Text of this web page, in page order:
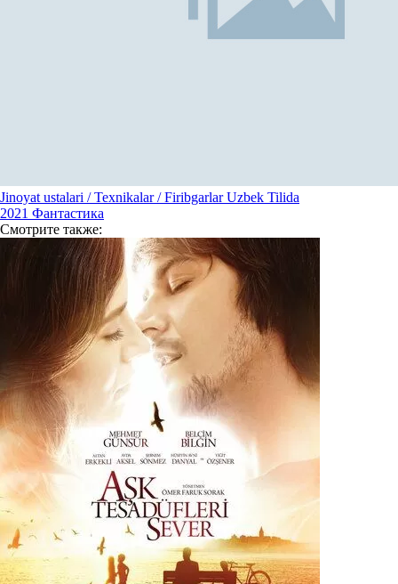
Jinoyat ustalari / Texnikalar / Firibgarlar Uzbek Tilida
2021 Фантастика
Смотрите также: